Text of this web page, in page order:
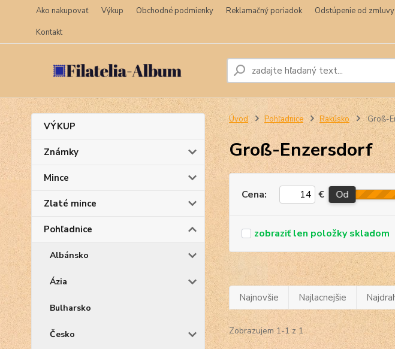
Ako nakupovať Výkup Obchodné podmienky Reklamačný poriadok Odstúpenie od zmluvy
Kontakt
VÝKUP
Známky
Mince
Zlaté mince
Pohľadnice
Albánsko
Ázia
Bulharsko
Česko
Úvod Pohľadnice Rakúsko Groß-
Groß-Enzersdorf
Cena: € Od
skladom
Najnovšie Najlacnejšie
Zobrazujem 1-1 z 1